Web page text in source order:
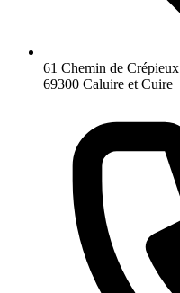
61 Chemin de Crépieux
69300 Caluire et Cuire